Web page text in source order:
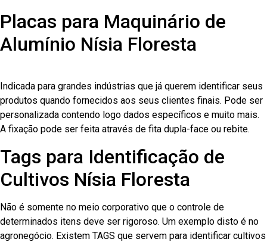
Placas para Maquinário de
Alumínio Nísia Floresta
Indicada para grandes indústrias que já querem identificar seus
produtos quando fornecidos aos seus clientes finais. Pode ser
personalizada contendo logo dados específicos e muito mais.
A fixação pode ser feita através de fita dupla-face ou rebite.
Tags para Identificação de
Cultivos Nísia Floresta
Não é somente no meio corporativo que o controle de
determinados itens deve ser rigoroso. Um exemplo disto é no
agronegócio. Existem TAGS que servem para identificar cultivos